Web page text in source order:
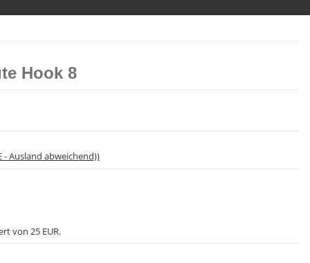
Hook 8
- Ausland abweichend))
von 25 EUR.